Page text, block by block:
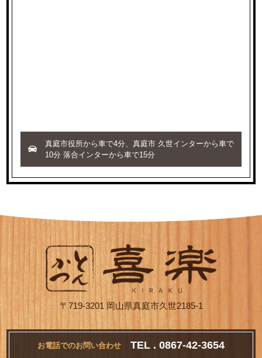
真庭市役所から車で4分、真庭市 久世インターから車で
10分 落合インターから車で15分
〒719-3201 岡山県真庭市久世2185-1
お電話でのお問い合わせ TEL . 0867-42-3654